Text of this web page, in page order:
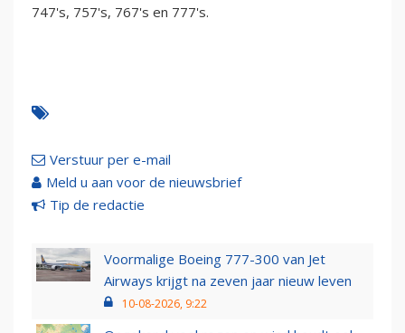
747's, 757's, 767's en 777's.
Verstuur per e-mail
Meld u aan voor de nieuwsbrief
Tip de redactie
Voormalige Boeing 777-300 van Jet
Airways krijgt na zeven jaar nieuw leven
10-08-2026, 9:22